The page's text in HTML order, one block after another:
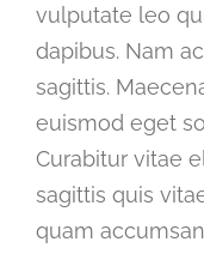
vulputate leo
dapibus. Nam
sagittis.
euismod eget
Curabitur vitae
sagittis quis
quam